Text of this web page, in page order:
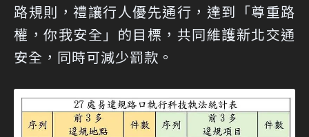
路規則，禮讓行人優先通行，達到「尊重路
權，你我安全」的目標，共同維護新北交通
安全，同時可減少罰款。